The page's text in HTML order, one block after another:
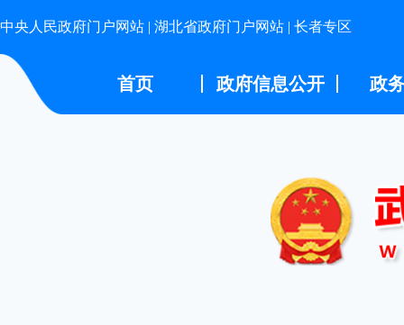
中央人民政府门户网站 | 湖北省政府门户网站 | 长者专区
首页 政府信息公开 政